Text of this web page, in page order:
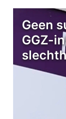
Geen
GGZ-